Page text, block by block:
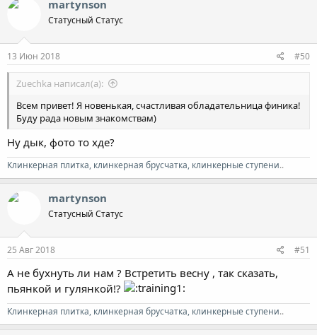
:
martynson
Cтатусный Cтатус
13 Июн 2018 #50
Zuechka написал(а):
Всем привет! Я новенькая, счастливая обладательница финика!
Буду рада новым знакомствам)
Ну дык, фото то хде?
Клинкерная плитка, клинкерная брусчатка, клинкерные ступени..
martynson
Cтатусный Cтатус
25 Авг 2018 #51
А не бухнуть ли нам ? Встретить весну , так сказать,
пьянкой и гулянкой!?
Клинкерная плитка, клинкерная брусчатка, клинкерные ступени..